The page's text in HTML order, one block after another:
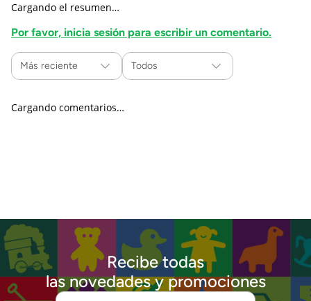
Cargando el resumen…
Por favor, inicia sesión para escribir un comentario.
Más reciente Todos
Cargando comentarios…
Recibe todas
las novedades y promociones